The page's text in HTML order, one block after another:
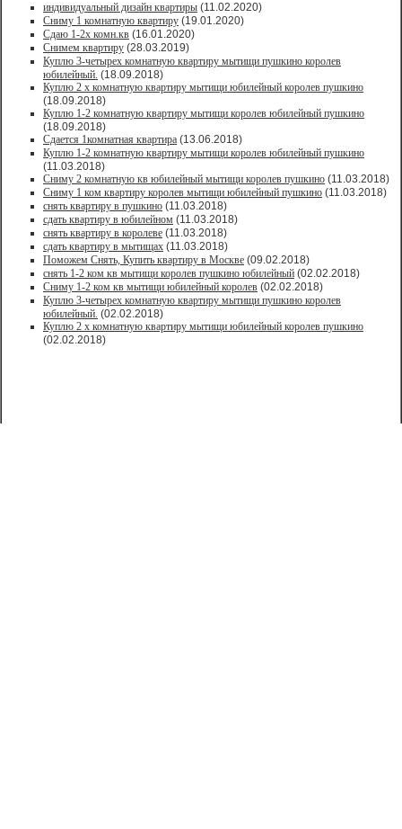
индивидуальный дизайн квартиры (11.02.2020)
Сниму 1 комнатную квартиру (19.01.2020)
Сдаю 1-2х комн.кв (16.01.2020)
Снимем квартиру (28.03.2019)
Куплю 3-четырех комнатную квартиру мытищи пушкино королев
юбилейный. (18.09.2018)
Куплю 2 х комнатную квартиру мытищи юбилейный королев пушкино
(18.09.2018)
Куплю 1-2 комнатную квартиру мытищи королев юбилейный пушкино
(18.09.2018)
Сдается 1комнатная квартира (13.06.2018)
Куплю 1-2 комнатную квартиру мытищи королев юбилейный пушкино
(11.03.2018)
Сниму 2 комнатную кв юбилейный мытищи королев пушкино (11.03.2018)
Сниму 1 ком квартиру королев мытищи юбилейный пушкино (11.03.2018)
снять квартиру в пушкино (11.03.2018)
сдать квартиру в юбилейном (11.03.2018)
снять квартиру в королеве (11.03.2018)
сдать квартиру в мытищах (11.03.2018)
Поможем Снять, Купить квартиру в Москве (09.02.2018)
снять 1-2 ком кв мытищи королев пушкино юбилейный (02.02.2018)
Сниму 1-2 ком кв мытищи юбилейный королев (02.02.2018)
Куплю 3-четырех комнатную квартиру мытищи пушкино королев
юбилейный. (02.02.2018)
Куплю 2 х комнатную квартиру мытищи юбилейный королев пушкино
(02.02.2018)